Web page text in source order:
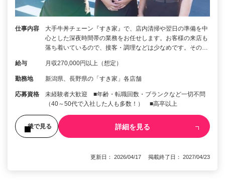
仕事内容
大手牛丼チェーン『すき家』で、店内清掃や翌日の準備を中
心とした深夜時間帯の業務をお任せします。お客様の来店も
落ち着いているので、接客・調理などは少なめです。その…
給与 月収270,000円以上（想定）
勤務地 新潟県、長野県の「すき家」各店舗
応募資格
未経験者大歓迎 ■年齢・転職回数・ブランクなど一切不問
（40～50代で入社した人も多数！） ■高卒以上
後で見る 詳細を見る
更新日： 2026/04/17 掲載終了日： 2027/04/23